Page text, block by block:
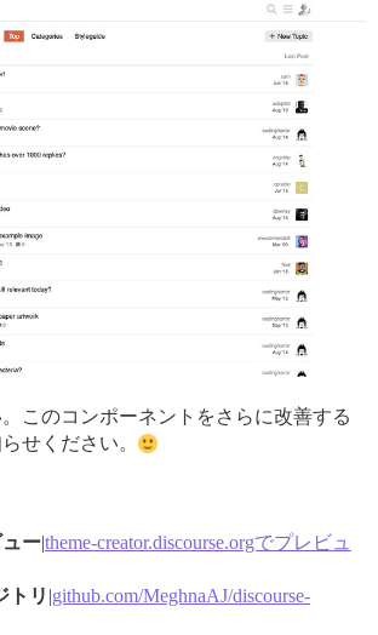
このコンポーネントをさらに改善する
せください。
ー|theme-creator.discourse.orgでプレビュ
トリ |github.com/MeghnaAJ/discourse-